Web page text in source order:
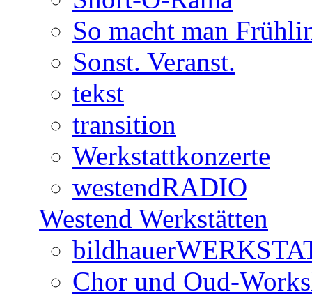
So macht man
Sonst. Veranst.
tekst
transition
Werkstattkonzerte
westendRADIO
Westend Werkstätten
Chor und Oud-